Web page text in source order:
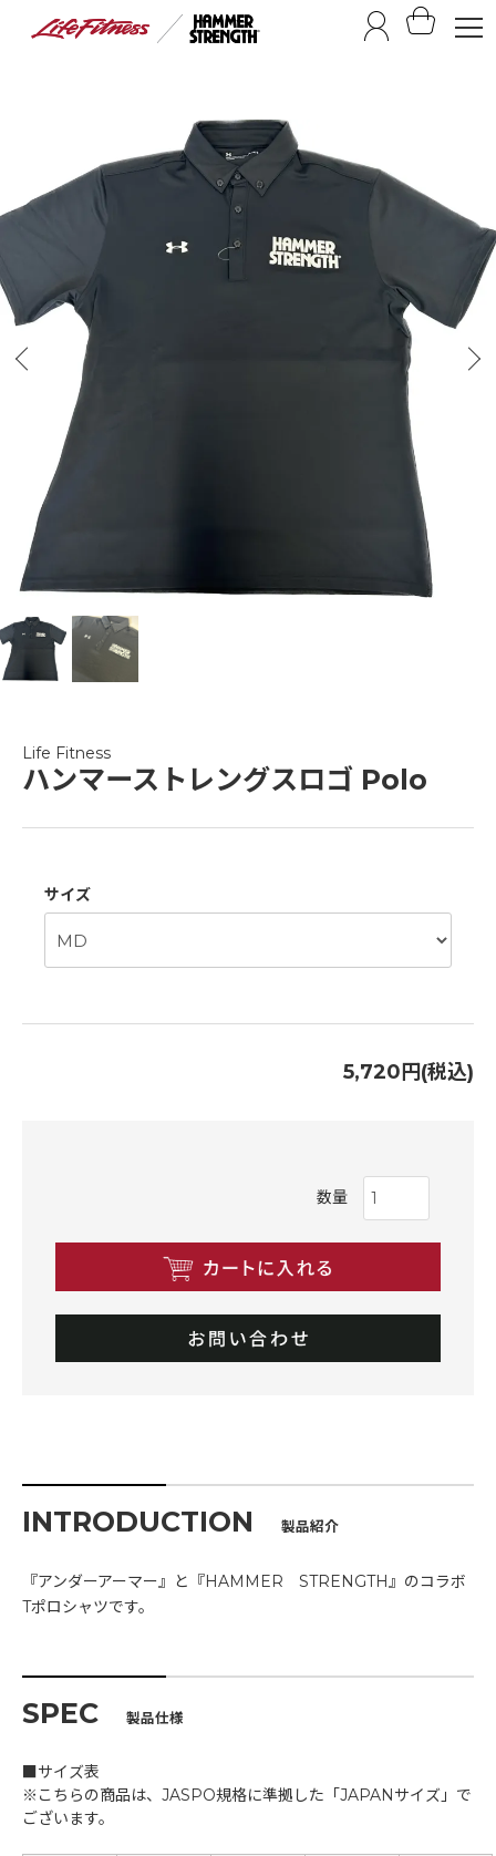
Life Fitness
ハンマーストレングスロゴ Polo
サイズ
5,720円(税込)
数量
INTRODUCTION 製品紹介
『アンダーアーマー』と『HAMMER STRENGTH』のコラボ
Tポロシャツです。
SPEC 製品仕様
■サイズ表
※こちらの商品は、JASPO規格に準拠した「JAPANサイズ」で
ございます。